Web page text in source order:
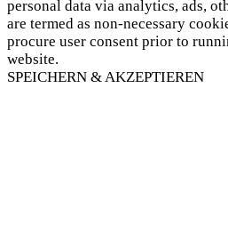
personal data via analytics, ads,
are termed as non-necessary
procure user consent prior to
website.
SPEICHERN & AKZEPTIEREN